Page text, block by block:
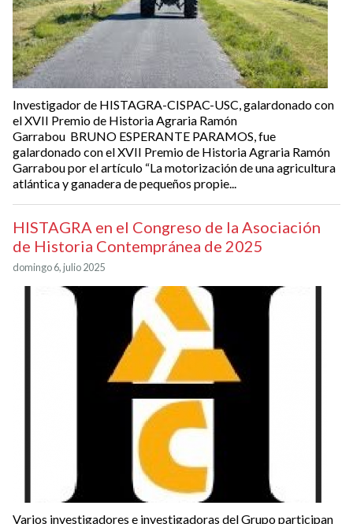
Investigador de HISTAGRA-CISPAC-USC, galardonado con
el XVII Premio de Historia Agraria Ramón
Garrabou BRUNO ESPERANTE PARAMOS, fue
galardonado con el XVII Premio de Historia Agraria Ramón
Garrabou por el artículo “La motorización de una agricultura
atlántica y ganadera de pequeños propie...
HISTAGRA en el Congreso de la Asociación
de Historia Contempránea de 2025
domingo 6, julio 2025
Varios investigadores e investigadoras del Grupo participan